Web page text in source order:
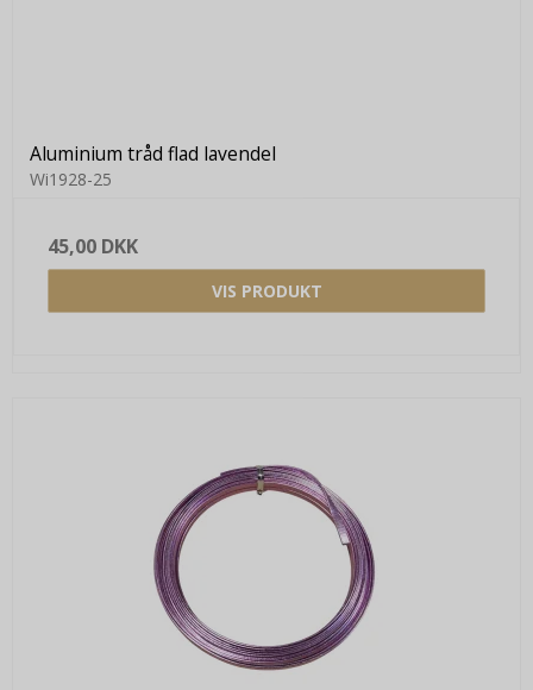
Aluminium tråd flad lavendel
Wi1928-25
45,00 DKK
VIS PRODUKT